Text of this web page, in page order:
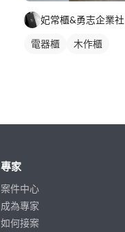
妃常櫃&勇志企業社
電器櫃 木作櫃
專家
案件中心
成為專家
如何接案